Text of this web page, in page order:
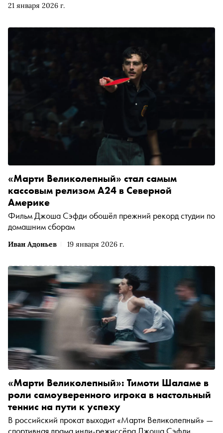
21 января 2026 г.
Иван Адоньев 19 января 2026 г.
«Марти Великолепный» стал самым
кассовым релизом A24 в Северной
Америке
Фильм Джоша Сэфди обошёл прежний рекорд студии по
домашним сборам
«Марти Великолепный»: Тимоти Шаламе в
роли самоуверенного игрока в настольный
теннис на пути к успеху
В российский прокат выходит «Марти Великолепный» —